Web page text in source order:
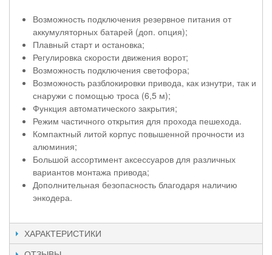
Возможность подключения резервное питания от
аккумуляторных батарей (доп. опция);
Плавный старт и остановка;
Регулировка скорости движения ворот;
Возможность подключения светофора;
Возможность разблокировки привода, как изнутри, так и
снаружи с помощью троса (6,5 м);
Функция автоматического закрытия;
Режим частичного открытия для прохода пешехода.
Компактный литой корпус повышенной прочности из
алюминия;
Большой ассортимент аксессуаров для различных
вариантов монтажа привода;
Дополнительная безопасность благодаря наличию
энкодера.
ХАРАКТЕРИСТИКИ